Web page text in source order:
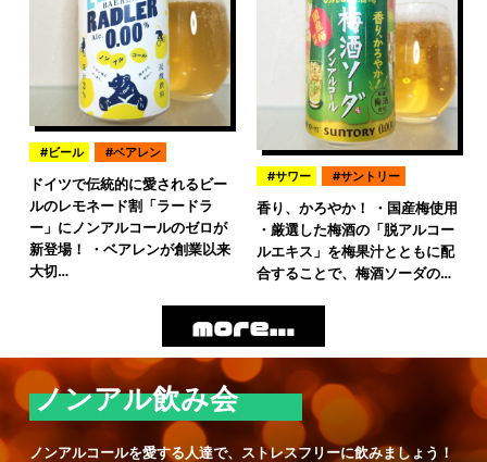
ビール ベアレン
ドイツで伝統的に愛されるビー
ルのレモネード割「ラードラ
ー」にノンアルコールのゼロが
新登場！ ・ベアレンが創業以来
大切…
サワー サントリー
香り、かろやか！ ・国産梅使用
・厳選した梅酒の「脱アルコー
ルエキス」を梅果汁とともに配
合することで、梅酒ソーダの…
ノンアル飲み会
ノンアルコールを愛する人達で、ストレスフリーに飲みましょう！